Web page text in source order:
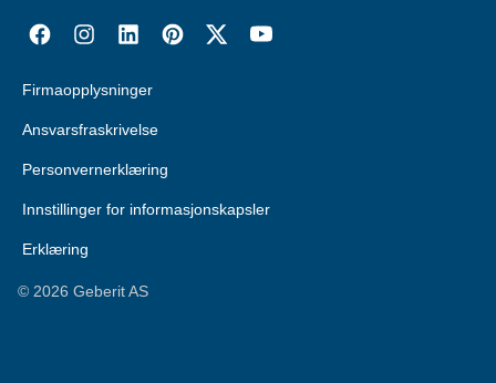
Firmaopplysninger
Ansvarsfraskrivelse
Personvernerklæring
Innstillinger for informasjonskapsler
Erklæring
© 2026 Geberit AS